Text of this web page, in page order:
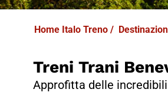
Home Italo Treno /
Treni Trani
Approfitta delle